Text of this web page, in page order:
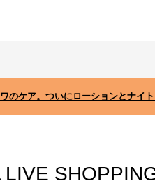
のケア。ついにローションとナイト